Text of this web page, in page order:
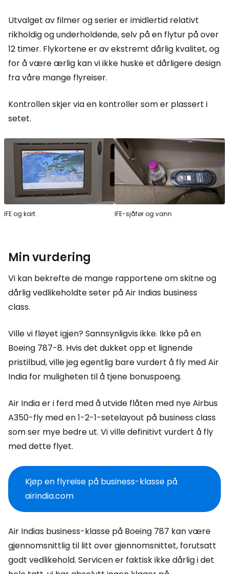
Utvalget av filmer og serier er imidlertid relativt
rikholdig og underholdende, selv på en flytur på over
12 timer. Flykortene er av ekstremt dårlig kvalitet, og
for å være ærlig kan vi ikke huske et dårligere design
fra våre mange flyreiser.
Kontrollen skjer via en kontroller som er plassert i
setet.
IFE og kart IFE-sjåfør og vann
Min vurdering
Vi kan bekrefte de mange rapportene om skitne og
dårlig vedlikeholdte seter på Air Indias business
class.
Ville vi fløyet igjen? Sannsynligvis ikke. Ikke på en
Boeing 787-8. Hvis det dukket opp et lignende
pristilbud, ville jeg egentlig bare vurdert å fly med Air
India for muligheten til å tjene bonuspoeng.
Air India er i ferd med å utvide flåten med nye Airbus
A350-fly med en 1-2-1-setelayout på business class
som ser mye bedre ut. Vi ville definitivt vurdert å fly
med dette flyet.
Kjøp en flyreise på business-klasse på
airindia.com
Air Indias business-klasse på Boeing 787 kan være
gjennomsnittlig til litt over gjennomsnittet, forutsatt
godt vedlikehold. Servicen er faktisk ikke dårlig i det